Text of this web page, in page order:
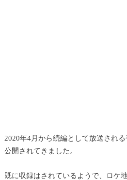
2020年4月から続編として放送され
公開されてきました。
既に収録はされているようで、ロケ